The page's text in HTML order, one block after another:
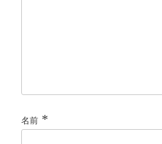
名前 *